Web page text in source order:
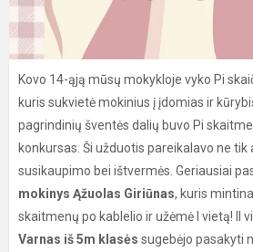
Kovo 14-ąją mūsų mokykloje vyko Pi
kuris sukvietė mokinius į įdomias ir
pagrindinių šventės dalių buvo Pi
konkursas. Ši užduotis pareikalavo ne
susikaupimo bei ištvermės. Geriausiai
mokinys Ąžuolas Giriūnas, kuris
skaitmenų po kablelio ir užėmė I vietą! II
Varnas iš 5m klasės sugebėjo pasakyti